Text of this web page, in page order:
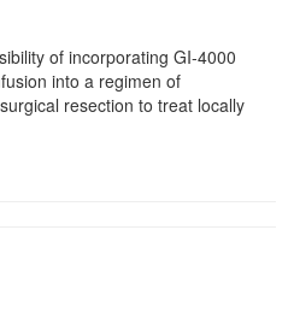
of incorporating GI-4000
into a regimen of
resection to treat locally